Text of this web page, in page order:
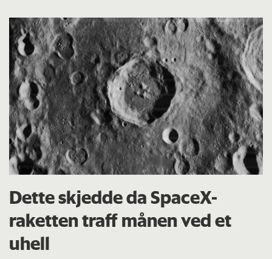
Dette skjedde da SpaceX-
raketten traff månen ved et
uhell